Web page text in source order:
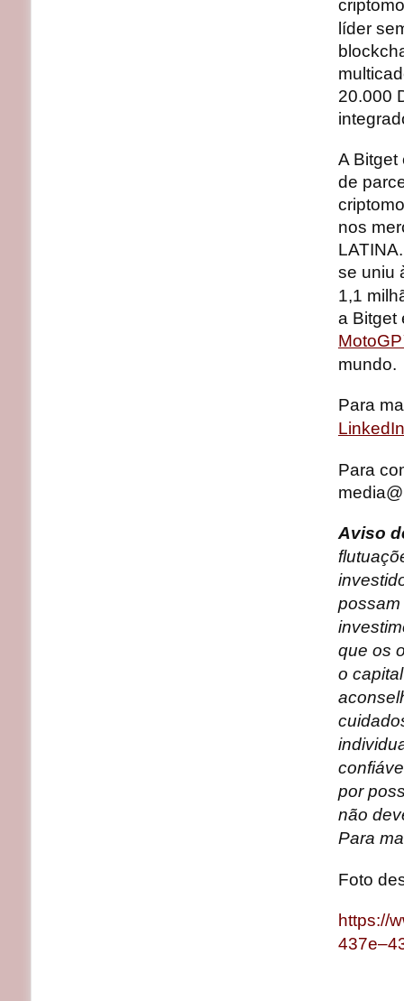
líder
20.000
A Bitget
de
nos
se uniu
1,1
a Bitget
mundo.
Para
LinkedIn
Para
Aviso
possam
que os
o
por
não
Para
Foto
https://